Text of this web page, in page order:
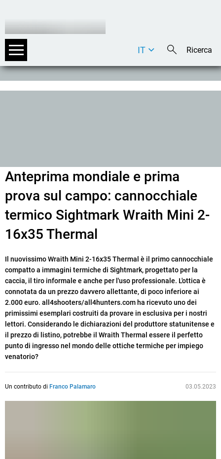
DE
IT
Anteprima mondiale e prima
prova sul campo: cannocchiale
termico Sightmark Wraith Mini 2-
16x35 Thermal
Il nuovissimo Wraith Mini 2-16x35 Thermal è il primo cannocchiale
compatto a immagini termiche di Sightmark, progettato per la
caccia, il tiro informale e anche per l'uso professionale. L'ottica è
connotata da un prezzo davvero allettante, di poco inferiore ai
2.000 euro. all4shooters/all4hunters.com ha ricevuto uno dei
primissimi esemplari costruiti da provare in esclusiva per i nostri
lettori. Considerando le dichiarazioni del produttore statunitense e
il prezzo di listino, potrebbe il Wraith Thermal essere il perfetto
punto di ingresso nel mondo delle ottiche termiche per impiego
venatorio?
Un contributo di Franco Palamaro 03.05.2023